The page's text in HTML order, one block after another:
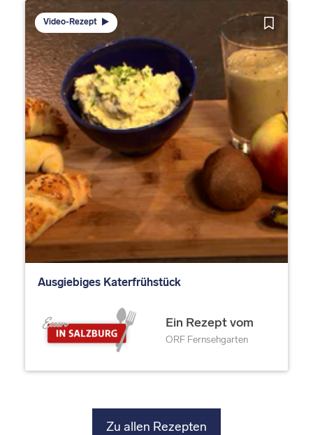
Video-Rezept
Ausgiebiges Katerfrühstück
Ein Rezept vom
ORF Fernsehgarten
Zu allen Rezepten